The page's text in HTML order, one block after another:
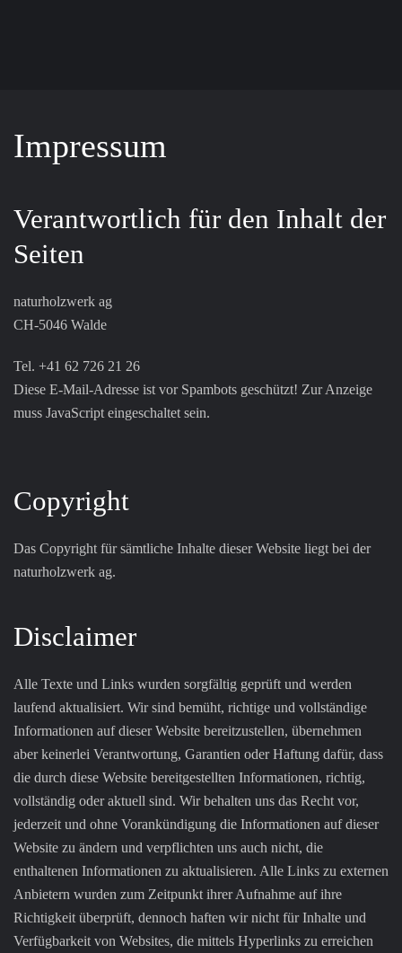
Impressum
Verantwortlich für den Inhalt der
Seiten
naturholzwerk ag
CH-5046 Walde
Tel. +41 62 726 21 26
Diese E-Mail-Adresse ist vor Spambots geschützt! Zur Anzeige
muss JavaScript eingeschaltet sein.
Copyright
Das Copyright für sämtliche Inhalte dieser Website liegt bei der
naturholzwerk ag.
Disclaimer
Alle Texte und Links wurden sorgfältig geprüft und werden
laufend aktualisiert. Wir sind bemüht, richtige und vollständige
Informationen auf dieser Website bereitzustellen, übernehmen
aber keinerlei Verantwortung, Garantien oder Haftung dafür, dass
die durch diese Website bereitgestellten Informationen, richtig,
vollständig oder aktuell sind. Wir behalten uns das Recht vor,
jederzeit und ohne Vorankündigung die Informationen auf dieser
Website zu ändern und verpflichten uns auch nicht, die
enthaltenen Informationen zu aktualisieren. Alle Links zu externen
Anbietern wurden zum Zeitpunkt ihrer Aufnahme auf ihre
Richtigkeit überprüft, dennoch haften wir nicht für Inhalte und
Verfügbarkeit von Websites, die mittels Hyperlinks zu erreichen